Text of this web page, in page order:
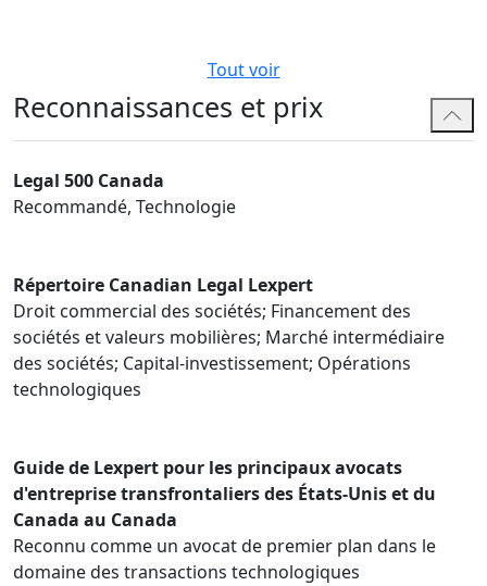
Tout voir
Reconnaissances et prix
Legal 500 Canada
Recommandé, Technologie
Répertoire Canadian Legal Lexpert
Droit commercial des sociétés; Financement des
sociétés et valeurs mobilières; Marché intermédiaire
des sociétés; Capital-investissement; Opérations
technologiques
Guide de Lexpert pour les principaux avocats
d'entreprise transfrontaliers des États-Unis et du
Canada au Canada
Reconnu comme un avocat de premier plan dans le
domaine des transactions technologiques